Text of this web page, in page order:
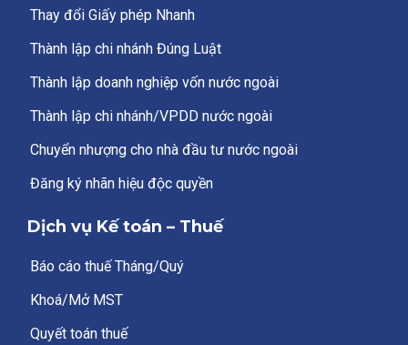
Thay đổi Giấy phép Nhanh
Thành lập chi nhánh Đúng Luật
Thành lập doanh nghiệp vốn nước ngoài
Thành lập chi nhánh/VPDD nước ngoài
Chuyển nhượng cho nhà đầu tư nước ngoài
Đăng ký nhãn hiệu độc quyền
Dịch vụ Kế toán – Thuế
Báo cáo thuế Tháng/Quý
Khoá/Mở MST
Quyết toán thuế